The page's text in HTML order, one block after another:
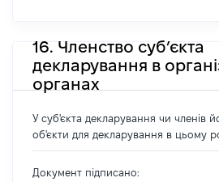
16. Членство суб’єкта
декларування в
органах
У суб'єкта декларування чи членів
об'єкти для декларування в цьому
Документ підписано: